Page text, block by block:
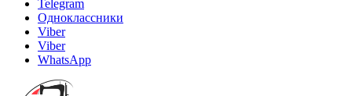
Telegram
Одноклассники
Viber
Viber
WhatsApp